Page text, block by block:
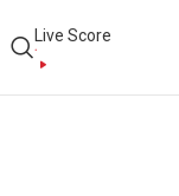
Live Score